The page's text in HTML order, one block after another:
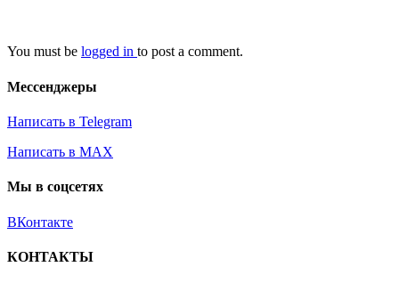
You must be logged in to post a comment.
Мессенджеры
Написать в Telegram
Написать в MAX
Мы в соцсетях
ВКонтакте
КОНТАКТЫ